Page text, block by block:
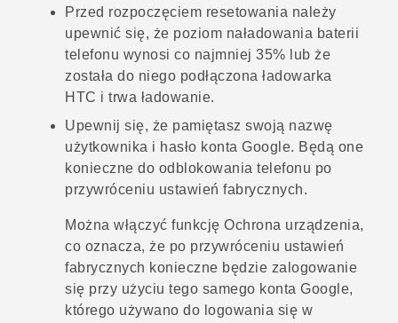
Przed rozpoczęciem resetowania należy
upewnić się, że poziom naładowania baterii
telefonu wynosi co najmniej 35% lub że
została do niego podłączona ładowarka
HTC i trwa ładowanie.
Upewnij się, że pamiętasz swoją nazwę
użytkownika i hasło konta Google. Będą one
konieczne do odblokowania telefonu po
przywróceniu ustawień fabrycznych.
Można włączyć funkcję Ochrona urządzenia,
co oznacza, że po przywróceniu ustawień
fabrycznych konieczne będzie zalogowanie
się przy użyciu tego samego konta Google,
którego używano do logowania się w